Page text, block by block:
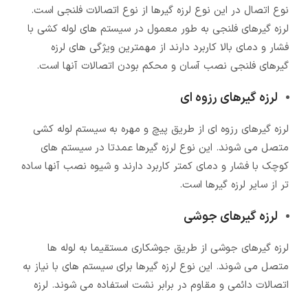
نوع اتصال در این نوع لرزه گیرها از نوع اتصالات فلنجی است.
لرزه گیرهای فلنجی به طور معمول در سیستم های لوله کشی با
فشار و دمای بالا کاربرد دارند از مهمترین ویژگی های لرزه
گیرهای فلنجی نصب آسان و محکم بودن اتصالات آنها است.
لرزه گیرهای رزوه ای
لرزه گیرهای رزوه ای از طریق پیچ و مهره به سیستم لوله کشی
متصل می شوند. این نوع لرزه گیرها عمدتا در سیستم های
کوچک با فشار و دمای کمتر کاربرد دارند و شیوه نصب آنها ساده
تر از سایر لرزه گیرها است.
لرزه گیرهای جوشی
لرزه گیرهای جوشی از طریق جوشکاری مستقیما به لوله ها
متصل می شوند. این نوع لرزه گیرها برای سیستم های با نیاز به
اتصالات دائمی و مقاوم در برابر نشت استفاده می شوند. لرزه